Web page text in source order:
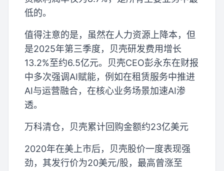
低的。
值得注意的是，虽然在人力资源上降本，但
是2025年第三季度，贝壳研发费用增长
13.2%至约6.5亿元。贝壳CEO彭永东在财报
中多次强调AI赋能，例如在租赁服务中推进
AI与运营融合，在核心业务场景加速AI渗
透。
万科清仓，贝壳累计回购金额约23亿美元
2020年在美上市后，贝壳股价一度表现强
劲，其发行价为20美元/股，最高曾涨至